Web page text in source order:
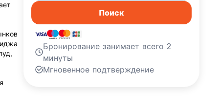
Поиск
Бронирование занимает всего 2
минуты
Мгновенное подтверждение